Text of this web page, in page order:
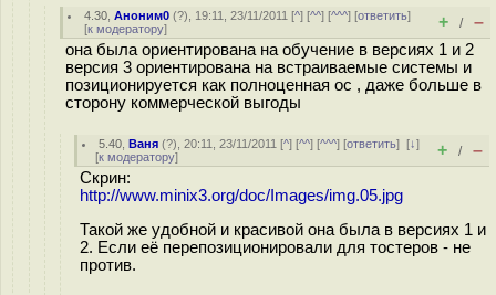
4.30 ,Аноним0 (?), 19:11, 23/11/2011 [^] [^^] [^^^] [ответить]
[к модератору] + / –
она была ориентирована на обучение в версиях 1 и 2
версия 3 ориентирована на встраиваемые системы и
позиционируется как полноценная ос , даже больше в
сторону коммерческой выгоды
5.40 ,Ваня (?), 20:11, 23/11/2011 [^] [^^] [^^^] [ответить][↓]
[к модератору] + / –
Скрин:
http://www.minix3.org/doc/Images/img.05.jpg
Такой же удобной и красивой она была в версиях 1 и
2. Если её перепозиционировали для тостеров - не
против.